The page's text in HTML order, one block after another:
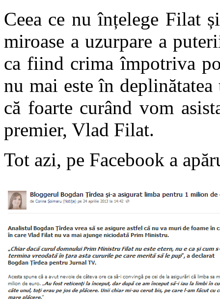
Ceea ce nu înțelege Filat
miroase a uzurpare a
ca fiind crima împotriva
nu mai este în
că foarte curând vom
premier, Vlad Filat.
Tot azi, pe Facebook a